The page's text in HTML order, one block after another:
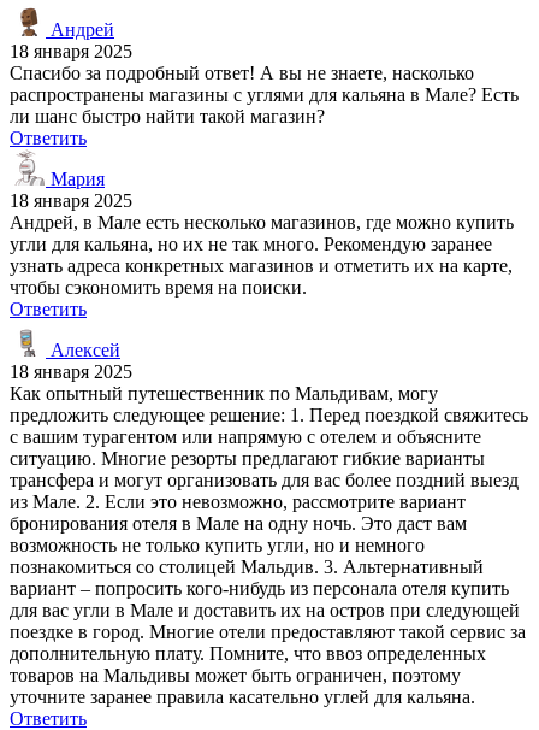
Андрей
18 января 2025
Спасибо за подробный ответ! А вы не знаете, насколько
распространены магазины с углями для кальяна в Мале? Есть
ли шанс быстро найти такой магазин?
Ответить
Мария
18 января 2025
Андрей, в Мале есть несколько магазинов, где можно купить
угли для кальяна, но их не так много. Рекомендую заранее
узнать адреса конкретных магазинов и отметить их на карте,
чтобы сэкономить время на поиски.
Ответить
Алексей
18 января 2025
Как опытный путешественник по Мальдивам, могу
предложить следующее решение: 1. Перед поездкой свяжитесь
с вашим турагентом или напрямую с отелем и объясните
ситуацию. Многие резорты предлагают гибкие варианты
трансфера и могут организовать для вас более поздний выезд
из Мале. 2. Если это невозможно, рассмотрите вариант
бронирования отеля в Мале на одну ночь. Это даст вам
возможность не только купить угли, но и немного
познакомиться со столицей Мальдив. 3. Альтернативный
вариант – попросить кого-нибудь из персонала отеля купить
для вас угли в Мале и доставить их на остров при следующей
поездке в город. Многие отели предоставляют такой сервис за
дополнительную плату. Помните, что ввоз определенных
товаров на Мальдивы может быть ограничен, поэтому
уточните заранее правила касательно углей для кальяна.
Ответить